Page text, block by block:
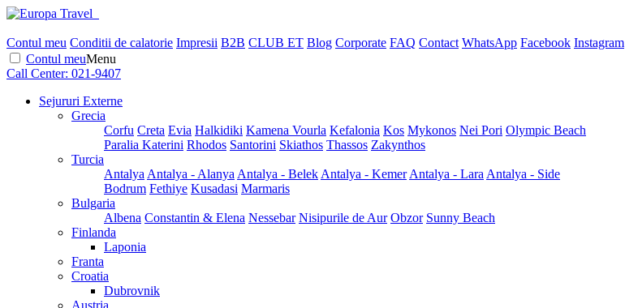
Contul meu Conditii de calatorie Impresii B2B CLUB ET Blog Corporate FAQ Contact WhatsApp Facebook Instagram
Contul meuMenu
Call Center: 021-9407
Sejururi Externe
Grecia
Corfu Creta Evia Halkidiki Kamena Vourla Kefalonia Kos Mykonos Nei Pori Olympic Beach
Paralia Katerini Rhodos Santorini Skiathos Thassos Zakynthos
Turcia
Antalya Antalya - Alanya Antalya - Belek Antalya - Kemer Antalya - Lara Antalya - Side
Bodrum Fethiye Kusadasi Marmaris
Bulgaria
Albena Constantin & Elena Nessebar Nisipurile de Aur Obzor Sunny Beach
Finlanda
Laponia
Franta
Croatia
Dubrovnik
Austria